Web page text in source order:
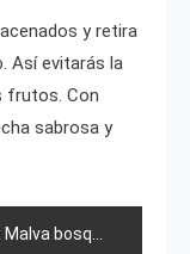
y retira
Así evitarás la
frutos. Con
sabrosa y
Malva bosque: descripción y cultivo